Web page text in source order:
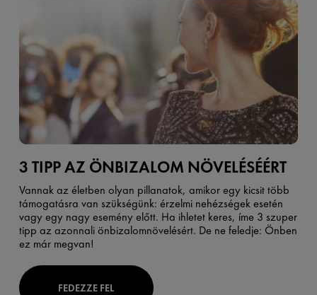
3 TIPP AZ ÖNBIZALOM NÖVELÉSÉÉRT
Vannak az életben olyan pillanatok, amikor egy kicsit több
támogatásra van szükségünk: érzelmi nehézségek esetén
vagy egy nagy esemény előtt. Ha ihletet keres, íme 3 szuper
tipp az azonnali önbizalomnövelésért. De ne feledje: Önben
ez már megvan!
FEDEZZE FEL